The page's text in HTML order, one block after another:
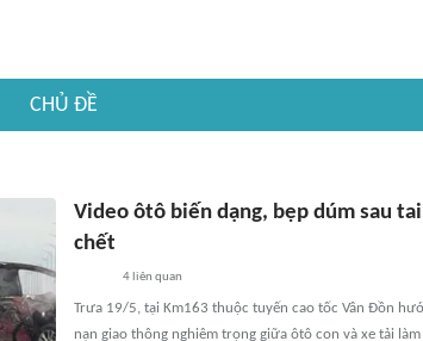
CHỦ ĐỀ
Video ôtô biến dạng, bẹp dúm sau
chết
4 liên quan
Trưa 19/5, tại Km163 thuộc tuyến cao tốc Vân Đồn
nạn giao thông nghiêm trọng giữa ôtô con và xe tải